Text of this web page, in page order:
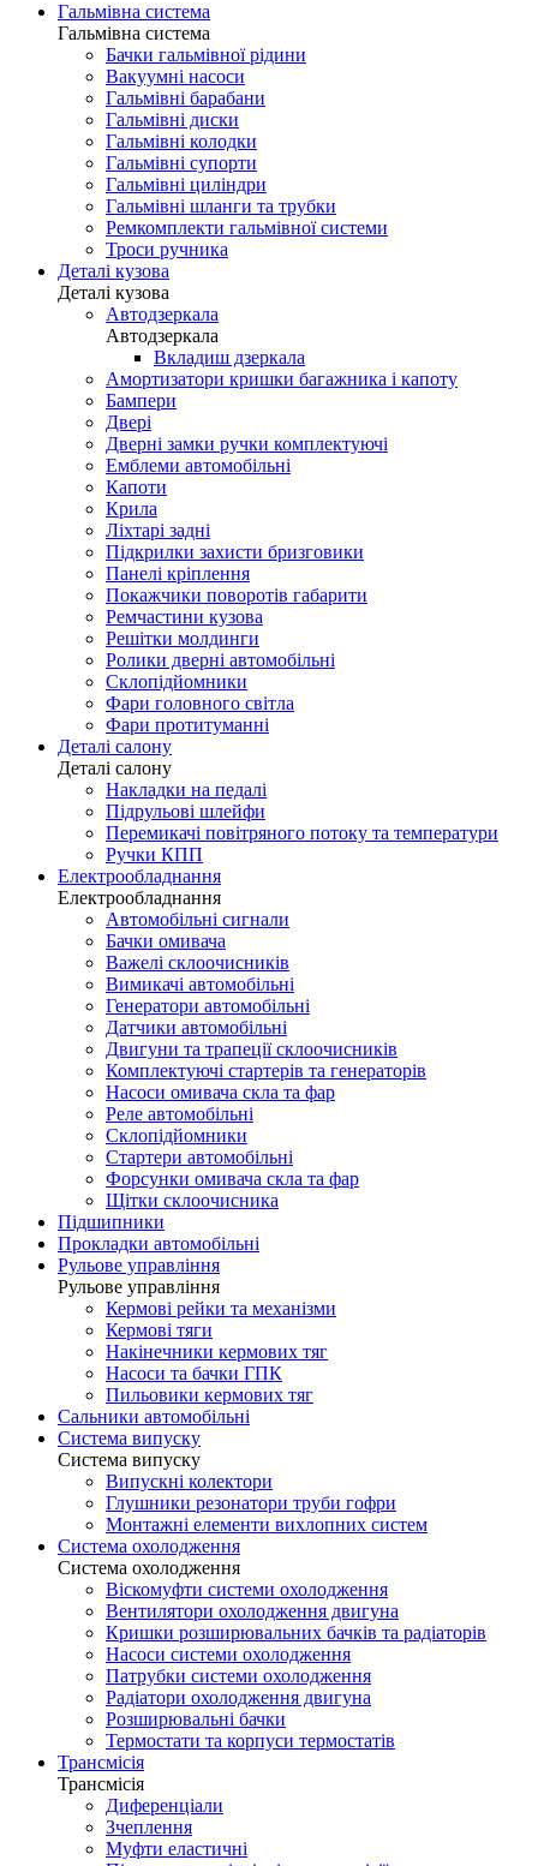
Гальмівна система
Гальмівна система
Бачки гальмівної рідини
Вакуумні насоси
Гальмівні барабани
Гальмівні диски
Гальмівні колодки
Гальмівні супорти
Гальмівні циліндри
Гальмівні шланги та трубки
Ремкомплекти гальмівної системи
Троси ручника
Деталі кузова
Деталі кузова
Автодзеркала
Автодзеркала
Вкладиш дзеркала
Амортизатори кришки багажника і капоту
Бампери
Двері
Дверні замки ручки комплектуючі
Емблеми автомобільні
Капоти
Крила
Ліхтарі задні
Підкрилки захисти бризговики
Панелі кріплення
Покажчики поворотів габарити
Ремчастини кузова
Решітки молдинги
Ролики дверні автомобільні
Склопідйомники
Фари головного світла
Фари протитуманні
Деталі салону
Деталі салону
Накладки на педалі
Підрульові шлейфи
Перемикачі повітряного потоку та температури
Ручки КПП
Електрообладнання
Електрообладнання
Автомобільні сигнали
Бачки омивача
Важелі склоочисників
Вимикачі автомобільні
Генератори автомобільні
Датчики автомобільні
Двигуни та трапеції склоочисників
Комплектуючі стартерів та генераторів
Насоси омивача скла та фар
Реле автомобільні
Склопідйомники
Стартери автомобільні
Форсунки омивача скла та фар
Щітки склоочисника
Підшипники
Прокладки автомобільні
Рульове управління
Рульове управління
Кермові рейки та механізми
Кермові тяги
Накінечники кермових тяг
Насоси та бачки ГПК
Пильовики кермових тяг
Сальники автомобільні
Система випуску
Система випуску
Випускні колектори
Глушники резонатори труби гофри
Монтажні елементи вихлопних систем
Система охолодження
Система охолодження
Віскомуфти системи охолодження
Вентилятори охолодження двигуна
Кришки розширювальних бачків та радіаторів
Насоси системи охолодження
Патрубки системи охолодження
Радіатори охолодження двигуна
Розширювальні бачки
Термостати та корпуси термостатів
Трансмісія
Трансмісія
Диференціали
Зчеплення
Муфти еластичні